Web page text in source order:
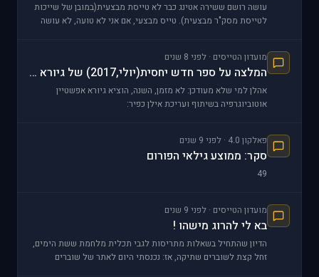
עושה רושם ששירה אטינג כבר לא טייסת מבצעית(במובן של שייכות
לטייסת מסק"ר מבצעית). טייס מבצעי, אם אני לא טועה, לא עושה
מועדון הטייסים · לפני 8 שנים
המלצה על ספר חדש יחסית(יולי,2017) של גיורא אפשטיין
אהלן למי שלא מעודכן: לא מזמן, השנה, הוציא גיורא אפשטיין
אוטוביוגרפיה בשיתוף ועריכת אילן כפיר:
פאלקון 4.0 · לפני 9 שנים
סקר: ממוצע גילאי הפורום
49
מועדון הטייסים · לפני 9 שנים
בא לי להרוג מישהו !
הדיון שהתחיל בשאלות מתריסות לגבי תכלית מלחמת ששת הימים,
זחל קצת לשוברים שתיקה, אז: נכנסתי היום לאתר של שוברים